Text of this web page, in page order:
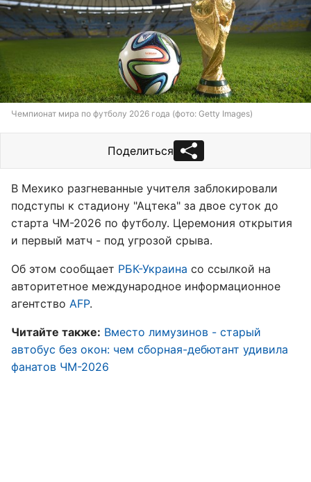
Чемпионат мира по футболу 2026 года (фото: Getty Images)
Поделиться
В Мехико разгневанные учителя заблокировали
подступы к стадиону "Ацтека" за двое суток до
старта ЧМ-2026 по футболу. Церемония открытия
и первый матч - под угрозой срыва.
Об этом сообщает РБК-Украина со ссылкой на
авторитетное международное информационное
агентство AFP.
Читайте также: Вместо лимузинов - старый
автобус без окон: чем сборная-дебютант удивила
фанатов ЧМ-2026